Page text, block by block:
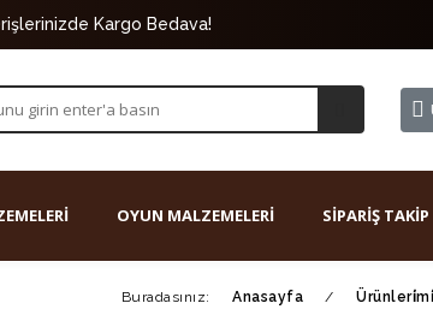
Kargo Bedava!
OYUN MALZEMELERİ SİPARİŞ TAKİP
Buradasınız: Anasayfa /